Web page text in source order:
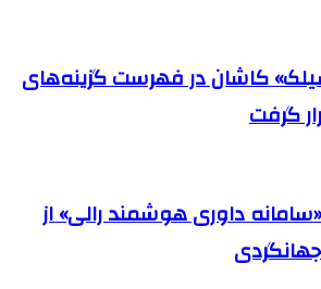
کاشان در فهرست گزینه‌های
گرفت
«سامانه داوری هوشمند رالی» از